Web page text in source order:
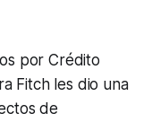
por Crédito
Fitch les dio una
de